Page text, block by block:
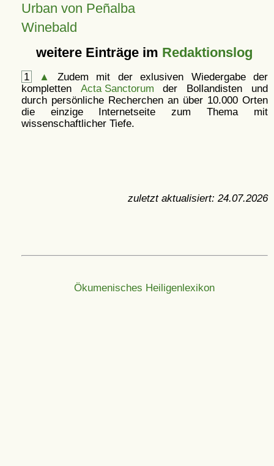
Urban von Peñalba
Winebald
weitere Einträge im Redaktionslog
1 ▲
Zudem mit der exlusiven Wiedergabe der
kompletten Acta Sanctorum der Bollandisten und
durch persönliche Recherchen an über 10.000 Orten
die einzige Internetseite zum Thema mit
wissenschaftlicher Tiefe.
zuletzt aktualisiert: 24.07.2026
Ökumenisches Heiligenlexikon